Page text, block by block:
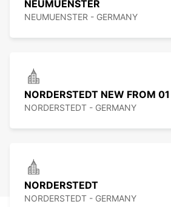
NEUMUENSTER
NEUMUENSTER - GERMANY
NORDERSTEDT NEW FROM
NORDERSTEDT - GERMANY
NORDERSTEDT
NORDERSTEDT - GERMANY